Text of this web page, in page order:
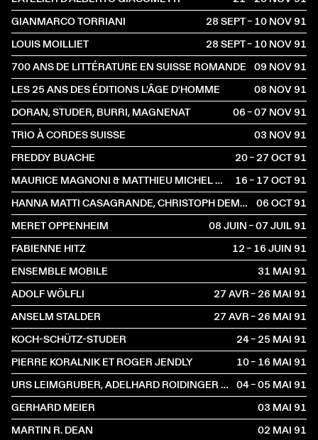
GIANMARCO TORRIANI
28 SEPT – 10 NOV1991
LOUIS MOILLIET
28 SEPT – 10 NOV1991
700 ANS DE LITTÉRATURE EN SUISSE ROMANDE
09 NOV1991
LES 25 ANS DES ÉDITIONS L'ÂGE D'HOMME
08 NOV1991
DORAN, STUDER, BURRI, MAGNENAT
06 – 07 NOV1991
TRIO À CORDES SUISSE
03 NOV1991
FREDDY BUACHE
20 – 27 OCT1991
MAURICE MAGNONI & MATTHIEU MICHEL QUINTET
16 – 17 OCT1991
HANNA MATTI CASAGRANDE, CHRISTOPH DEMARMELS
06 OCT1991
MERET OPPENHEIM
08 JUIN – 07 JUIL1991
FABIENNE HITZ
12 – 16 JUIN1991
ENSEMBLE MOBILE
31 MAI1991
ADOLF WÖLFLI
27 AVR – 26 MAI1991
ANSELM STALDER
27 AVR – 26 MAI1991
KOCH-SCHÜTZ-STUDER
24 – 25 MAI1991
PIERRE KORALNIK ET ROGER JENDLY
10 – 16 MAI1991
URS LEIMGRUBER, ADELHARD ROIDINGER ET FRITZ HAUSER
04 – 05 MAI1991
GERHARD MEIER
03 MAI1991
MARTIN R. DEAN
02 MAI1991